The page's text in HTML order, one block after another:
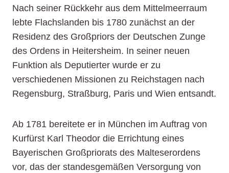
Nach seiner Rückkehr aus dem Mittelmeerraum
lebte Flachslanden bis 1780 zunächst an der
Residenz des Großpriors der Deutschen Zunge
des Ordens in Heitersheim. In seiner neuen
Funktion als Deputierter wurde er zu
verschiedenen Missionen zu Reichstagen nach
Regensburg, Straßburg, Paris und Wien entsandt.
Ab 1781 bereitete er in München im Auftrag von
Kurfürst Karl Theodor die Errichtung eines
Bayerischen Großpriorats des Malteserordens
vor, das der standesgemäßen Versorgung von